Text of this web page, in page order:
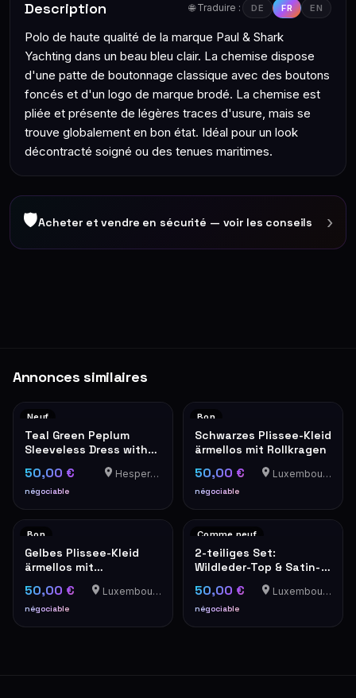
Description 🌐 Traduire : DE FR EN
Polo de haute qualité de la marque Paul & Shark
Yachting dans un beau bleu clair. La chemise dispose
d'une patte de boutonnage classique avec des boutons
foncés et d'un logo de marque brodé. La chemise est
pliée et présente de légères traces d'usure, mais se
trouve globalement en bon état. Idéal pour un look
décontracté soigné ou des tenues maritimes.
🛡Acheter et vendre en sécurité — voir les conseils ›
Annonces similaires
Neuf
Teal Green Peplum
Sleeveless Dress with
50,00 €
négociable
Hesperange
Bon
Schwarzes Plissee-Kleid
ärmellos mit Rollkragen
50,00 €
négociable
Luxembourg-Cents
Bon
Gelbes Plissee-Kleid
ärmellos mit
Stehkragen elegant
50,00 €
négociable
Luxembourg-Cents
Comme neuf
2-teiliges Set:
Wildleder-Top & Satin-
Trägerbluse in Camel
50,00 €
négociable
Luxembourg-Cents